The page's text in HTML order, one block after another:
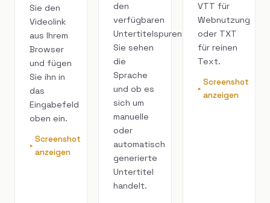
Sie den
Videolink
aus Ihrem
Browser
und fügen
Sie ihn in
das
Eingabefeld
oben ein.
Screenshot
anzeigen
den
verfügbaren
Untertitelspuren.
Sie sehen
die
Sprache
und ob es
sich um
manuelle
oder
automatisch
generierte
Untertitel
handelt.
VTT für
Webnutzung
oder TXT
für reinen
Text.
Screenshot
anzeigen